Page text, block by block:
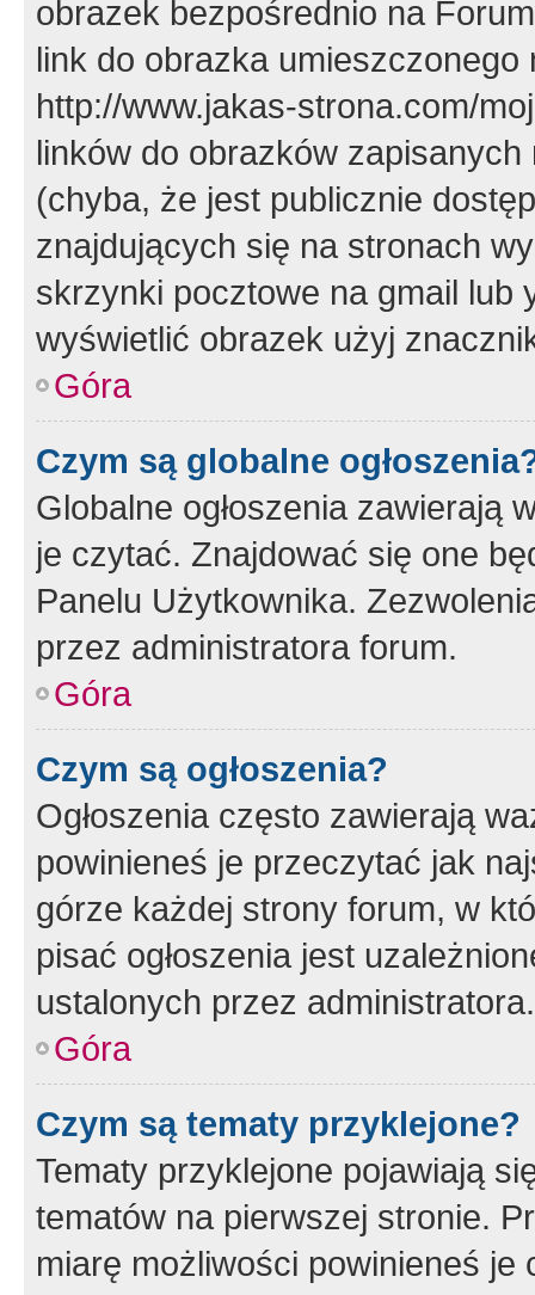
obrazek bezpośrednio na
link do obrazka
http://www.jakas-strona.com/
linków do obrazków
(chyba, że jest publicznie
znajdujących się na stronach
skrzynki pocztowe na gmail lub
wyświetlić obrazek użyj
Góra
Czym są globalne
Globalne ogłoszenia zawierają
je czytać. Znajdować się one
Panelu Użytkownika.
przez administratora forum.
Góra
Czym są ogłoszenia?
Ogłoszenia często zawierają
powinieneś je przeczytać jak
górze każdej strony forum, w
pisać ogłoszenia jest
ustalonych przez administratora.
Góra
Czym są tematy przyklejone?
Tematy przyklejone pojawiają
tematów na pierwszej stronie.
miarę możliwości powinieneś je